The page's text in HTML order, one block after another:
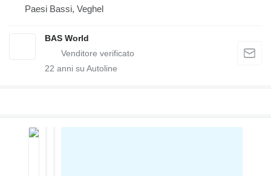
Paesi Bassi, Veghel
BAS World
22 anni su Autoline